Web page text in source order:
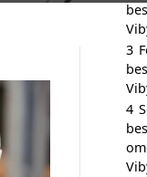
3
4